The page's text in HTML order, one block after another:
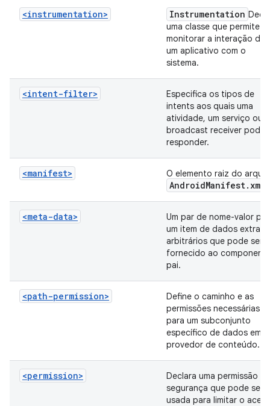
<instrumentation> Instrumentation
uma classe que permite
monitorar a interação de
um aplicativo com o
sistema.
<intent-filter>
Especifica os tipos de
intents aos quais uma
atividade, um serviço ou
broadcast receiver pode
responder.
<manifest> O elemento raiz do
AndroidManifest. xml
<meta-data>
Um par de nome-valor
um item de dados extra e
arbitrários que pode ser
fornecido ao
pai.
<path-permission>
Define o caminho e as
permissões necessárias
para um subconjunto
específico de dados em
provedor de conteúdo.
<permission>
Declara uma permissão de
segurança que pode ser
usada para limitar o